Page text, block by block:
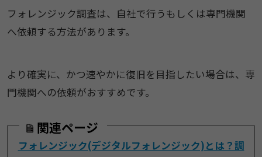
フォレンジック調査は、自社で行うもしくは専門機関
へ依頼する方法があります。
より確実に、かつ速やかに復旧を目指したい場合は、専
門機関への依頼がおすすめです。
関連ページ
フォレンジック(デジタルフォレンジック)とは？調